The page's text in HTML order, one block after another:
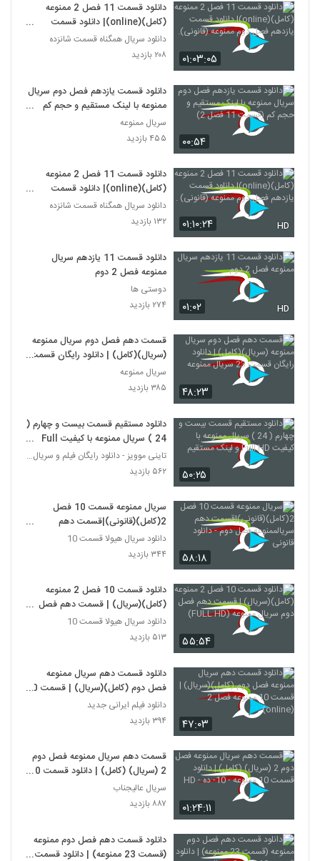
۰۱:۰۳:۰۵
دانلود قسمت 11 فصل 2 ممنوعه
(کامل)(online)| دانلود قسمت
یازدهم فصل دوم ممنوعه (قانونی).
دانلود سریال همگناه قسمت شانزده
۲۰۸ بازدید
۰۰:۵۴
دانلود قسمت یازدهم فصل دوم سریال
ممنوعه با لینک مستقیم و حجم کم
(قسمت 11 فصل 2)
سریال ممنوعه
۴۵۵ بازدید
۰۱:۱۰:۲۴ HD
دانلود قسمت 11 فصل 2 ممنوعه
(کامل)(online)| دانلود قسمت
یازدهم فصل دوم ممنوعه (قانونی) .
دانلود سریال همگناه قسمت شانزده
۱۳۲ بازدید
۰۱:۰۲ HD
دانلود قسمت 11 یازدهم سریال
ممنوعه فصل 2 دوم
دوستی ها
۲۷۴ بازدید
۴۸:۲۳
قسمت دهم فصل دوم سریال ممنوعه
(سریال)(کامل) | دانلود رایگان قسمت
23 سریال ممنوعه
سریال ممنوعه
۳۸۵ بازدید
۵۰:۲۵
دانلود مستقیم قسمت بیست و چهارم (
24 ) سریال ممنوعه با کیفیت Full
HD و لینک مستقیم
تاینی موویز - دانلود رایگان فیلم و سریال ایرانی جد
۵۶۲ بازدید
۵۸:۱۸
سریال ممنوعه قسمت 10 فصل
2(کامل)(قانونی)|قسمت دهم
سریالممنوعه فصل دوم - دانلود قانونی
دانلود سریال هیولا قسمت 10
۳۴۴ بازدید
۵۵:۵۴
دانلود قسمت 10 فصل 2 ممنوعه
(کامل)(سریال) | قسمت دهم فصل
دوم سریال ممنوعه (FULL HD)
دانلود سریال هیولا قسمت 10
۵۱۳ بازدید
۴۷:۰۳
دانلود قسمت دهم سریال ممنوعه
فصل دوم (کامل)(سریال) | قسمت 10
ممنوعه فصل 2 (online)
دانلود فیلم ایرانی جدید
۳۹۴ بازدید
۰۱:۲۴:۱۱
قسمت دهم سریال ممنوعه فصل دوم
2 (سریال) (کامل) | دانلود قسمت 10
ممنوعه - 10- ده - HD
سریال عالیجناب
۸۸۷ بازدید
دانلود قسمت دهم فصل دوم ممنوعه
(قسمت 23 ممنوعه) | دانلود قسمت